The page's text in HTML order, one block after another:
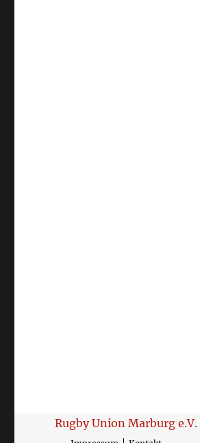
Rugby Union Marburg e.V.